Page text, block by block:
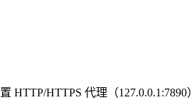
HTTPS 代理（127.0.0.1:7890